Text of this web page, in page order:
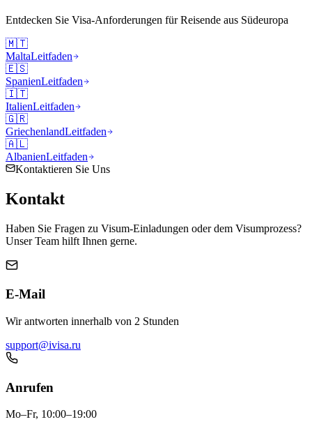
Entdecken Sie Visa-Anforderungen für Reisende aus Südeuropa
🇲🇹
MaltaLeitfaden
🇪🇸
SpanienLeitfaden
🇮🇹
ItalienLeitfaden
🇬🇷
GriechenlandLeitfaden
🇦🇱
AlbanienLeitfaden
Kontaktieren Sie Uns
Kontakt
Haben Sie Fragen zu Visum-Einladungen oder dem Visumprozess?
Unser Team hilft Ihnen gerne.
E-Mail
Wir antworten innerhalb von 2 Stunden
support@ivisa.ru
Anrufen
Mo–Fr, 10:00–19:00